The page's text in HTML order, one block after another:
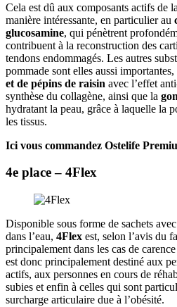
Cela est dû aux composants actifs de
manière intéressante, en particulier au
glucosamine, qui pénètrent
contribuent à la reconstruction des
tendons endommagés. Les autres
pommade sont elles aussi importantes,
et de pépins de raisin avec l’effet
synthèse du collagène, ainsi que la
hydratant la peau, grâce à laquelle la
les tissus.
Ici vous commandez Ostelife
4e place – 4Flex
Disponible sous forme de sachets
dans l’eau, 4Flex est, selon l’avis du
principalement dans les cas de
est donc principalement destiné aux
actifs, aux personnes en cours de
subies et enfin à celles qui sont
surcharge articulaire due à l’obésité.